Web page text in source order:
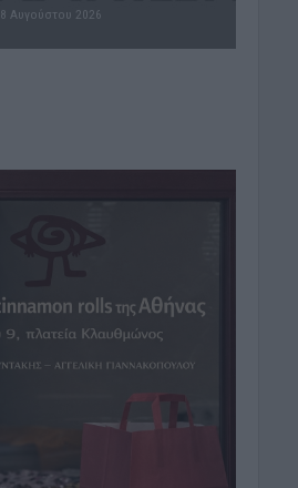
8 Αυγούστου 2026